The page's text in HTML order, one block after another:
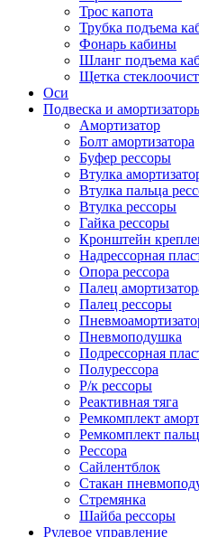
Трос капота
Трубка подъема
Фонарь кабины
Шланг подъема
Щетка
Оси
Подвеска и
Амортизатор
Болт амортизатора
Буфер рессоры
Втулка
Втулка пальца
Втулка рессоры
Гайка рессоры
Кронштейн
Надрессорная
Опора рессора
Палец
Палец рессоры
Пневмоподушка
Подрессорная
Полурессора
Р/к рессоры
Реактивная тяга
Ремкомплект
Ремкомплект
Рессора
Сайлентблок
Стакан
Стремянка
Шайба рессоры
Рулевое управление